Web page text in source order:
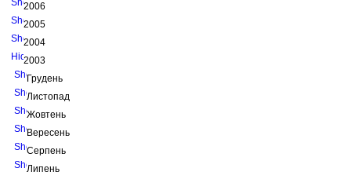
2006
2005
2004
2003
Грудень
Листопад
Жовтень
Вересень
Серпень
Липень